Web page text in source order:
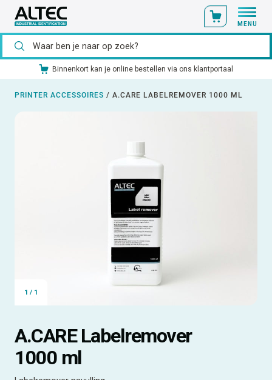
MENU
Binnenkort kan je online bestellen via ons klantportaal
PRINTER ACCESSOIRES / A.CARE LABELREMOVER 1000 ML
1 / 1
A.CARE Labelremover
1000 ml